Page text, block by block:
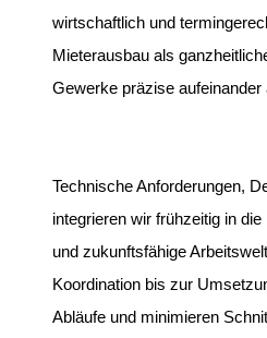
wirtschaftlich und
Mieterausbau als
Gewerke präzise
Technische Anforderungen,
integrieren wir frühzeitig in
und zukunftsfähige
Koordination bis zur
Abläufe und minimieren